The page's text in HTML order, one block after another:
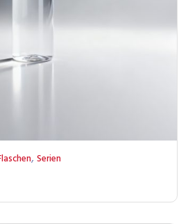
, Serien